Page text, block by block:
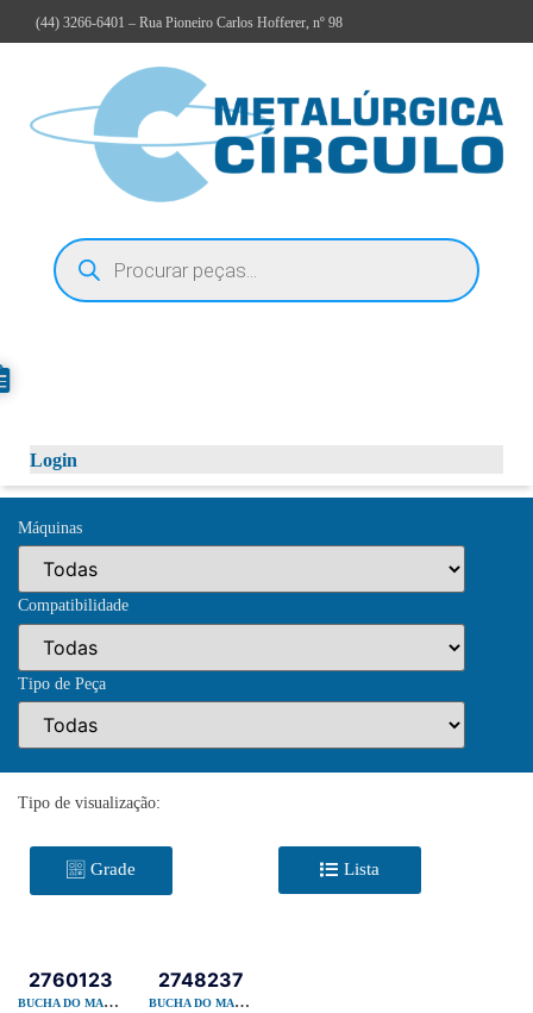
(44) 3266-6401 – Rua Pioneiro Carlos Hofferer, nº 98
Login
Máquinas
Compatibilidade
Tipo de Peça
Tipo de visualização:
Grade Lista
BUCHA DO MANCAL
2760123
BUCHA DO MANCAL
2748237